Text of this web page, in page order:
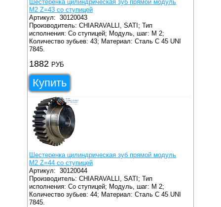
Шестеренка цилиндрическая зуб прямой модуль
M2 Z=43 со ступицей
Артикул:30120043
Производитель: CHIARAVALLI, SATI; Тип
исполнения: Со ступицей; Модуль, шаг: M 2;
Количество зубьев: 43; Материал: Сталь C 45 UNI
7845.
1882 РУБ
Купить
Шестеренка цилиндрическая зуб прямой модуль
M2 Z=44 со ступицей
Артикул:30120044
Производитель: CHIARAVALLI, SATI; Тип
исполнения: Со ступицей; Модуль, шаг: M 2;
Количество зубьев: 44; Материал: Сталь C 45 UNI
7845.